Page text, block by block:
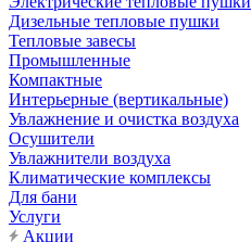
Дизельные тепловые пушки
Тепловые завесы
Промышленные
Компактные
Интерьерные (вертикальные)
Увлажнение и очистка воздуха
Осушители
Увлажнители воздуха
Климатические комплексы
Для бани
Услуги
Акции